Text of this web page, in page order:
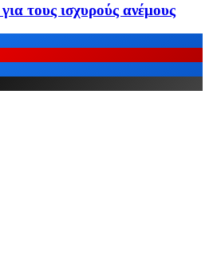
τους ισχυρούς ανέμους